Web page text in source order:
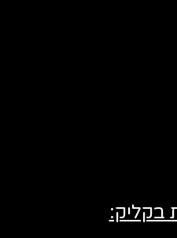
בקליק: